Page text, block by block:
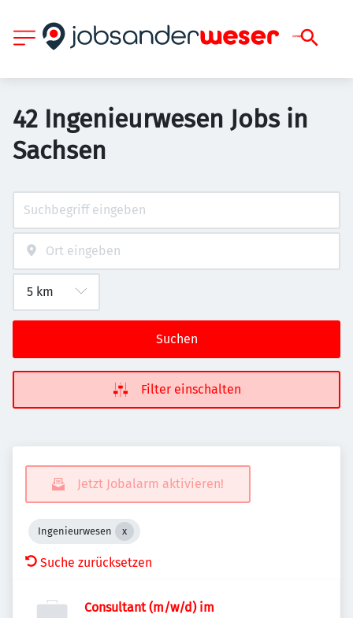
42 Ingenieurwesen Jobs in
Sachsen
Suchen
Filter einschalten
Jetzt Jobalarm aktivieren!
Ingenieurwesen
Suche zurücksetzen
Consultant (m/w/d) im